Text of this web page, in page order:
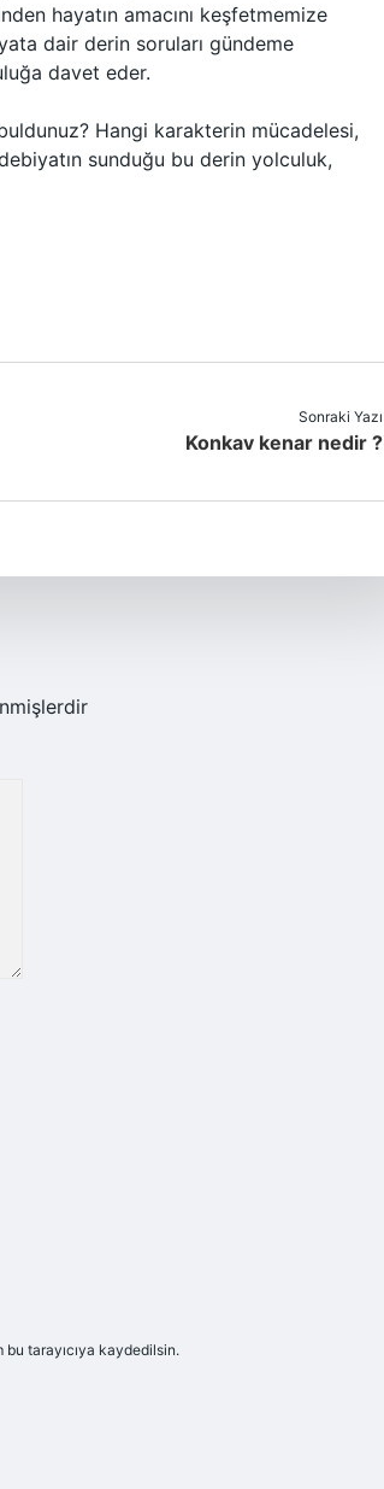
hayatın amacını keşfetmemize
dair derin soruları gündeme
davet eder.
Hangi karakterin mücadelesi,
sunduğu bu derin yolculuk,
Sonraki Yazı
Konkav kenar nedir ?
bu tarayıcıya kaydedilsin.